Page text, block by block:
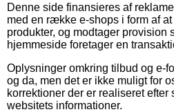
Denne side finansieres af
med en række e-shops i form af
produkter, og modtager provision
hjemmeside foretager en
Oplysninger omkring tilbud og e-
og da, men det er ikke muligt for
korrektioner der er realiseret efter
websitets informationer.